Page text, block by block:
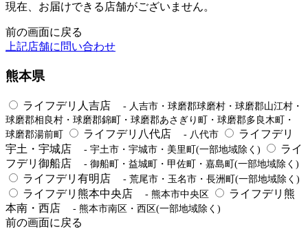
現在、お届けできる店舗がございません。
前の画面に戻る
上記店舗に問い合わせ
熊本県
ライフデリ人吉店
- 人吉市・球磨郡球磨村・球磨郡山江村・
球磨郡相良村・球磨郡錦町・球磨郡あさぎり町・球磨郡多良木町・
球磨郡湯前町
ライフデリ八代店 - 八代市
ライフデリ
宇土・宇城店
- 宇土市・宇城市・美里町(一部地域除く)
ライ
フデリ御船店
- 御船町・益城町・甲佐町・嘉島町(一部地域除く)
ライフデリ有明店 - 荒尾市・玉名市・長洲町(一部地域除く)
ライフデリ熊本中央店 - 熊本市中央区
ライフデリ熊
本南・西店
- 熊本市南区・西区(一部地域除く)
前の画面に戻る